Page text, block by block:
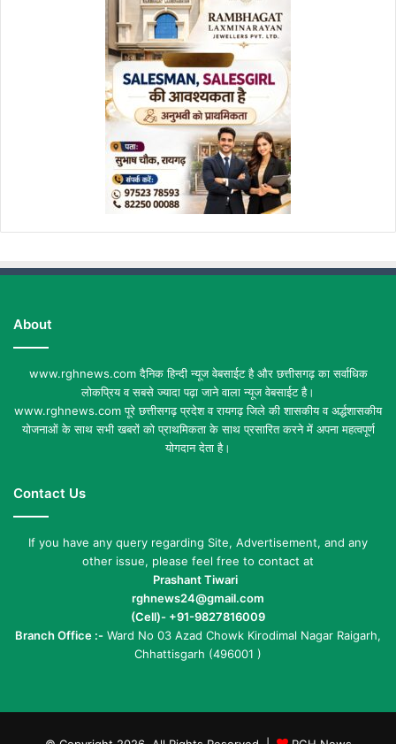
About
www.rghnews.com दैनिक हिन्दी न्यूज वेबसाईट है और छत्तीसगढ़ का सर्वाधिक
लोकप्रिय व सबसे ज्यादा पढ़ा जाने वाला न्यूज वेबसाईट है।
www.rghnews.com पूरे छत्तीसगढ़ प्रदेश व रायगढ़ जिले की शासकीय व अर्द्धशासकीय
योजनाओं के साथ सभी खबरों को प्राथमिकता के साथ प्रसारित करने में अपना महत्वपूर्ण
योगदान देता है।
Contact Us
If you have any query regarding Site, Advertisement, and any
other issue, please feel free to contact at
Prashant Tiwari
rghnews24@gmail.com
(Cell)- +91-9827816009
Branch Office :- Ward No 03 Azad Chowk Kirodimal Nagar Raigarh,
Chhattisgarh (496001 )